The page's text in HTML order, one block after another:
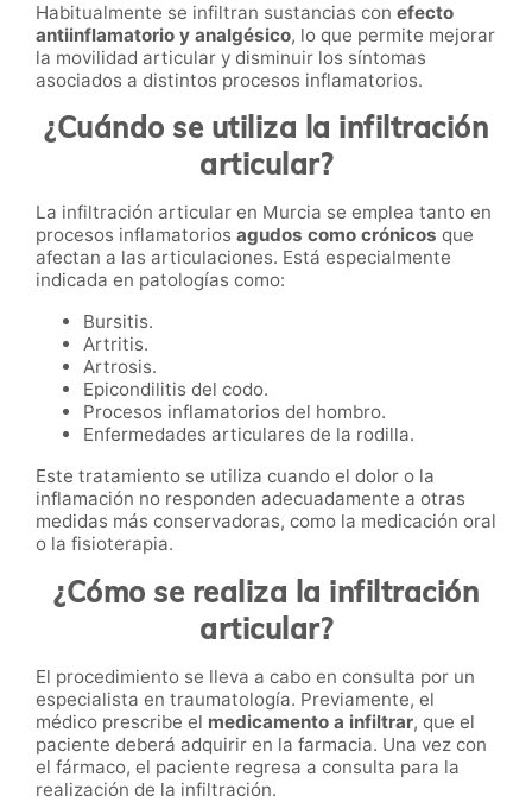
Habitualmente se infiltran sustancias con efecto
antiinflamatorio y analgésico, lo que permite mejorar
la movilidad articular y disminuir los síntomas
asociados a distintos procesos inflamatorios.
¿Cuándo se utiliza la infiltración
articular?
La infiltración articular en Murcia se emplea tanto en
procesos inflamatorios agudos como crónicos que
afectan a las articulaciones. Está especialmente
indicada en patologías como:
Bursitis.
Artritis.
Artrosis.
Epicondilitis del codo.
Procesos inflamatorios del hombro.
Enfermedades articulares de la rodilla.
Este tratamiento se utiliza cuando el dolor o la
inflamación no responden adecuadamente a otras
medidas más conservadoras, como la medicación oral
o la fisioterapia.
¿Cómo se realiza la infiltración
articular?
El procedimiento se lleva a cabo en consulta por un
especialista en traumatología. Previamente, el
médico prescribe el medicamento a infiltrar, que el
paciente deberá adquirir en la farmacia. Una vez con
el fármaco, el paciente regresa a consulta para la
realización de la infiltración.